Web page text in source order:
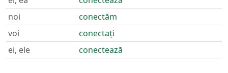
noi
conectăm
voi
conectați
ei, ele
conectează